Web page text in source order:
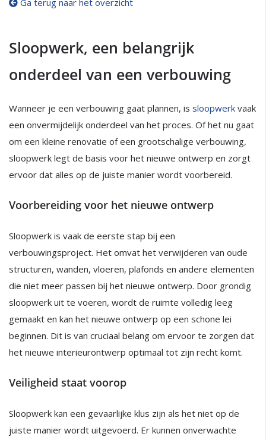
Ga terug naar het overzicht
Sloopwerk, een belangrijk
onderdeel van een verbouwing
Wanneer je een verbouwing gaat plannen, is sloopwerk vaak
een onvermijdelijk onderdeel van het proces. Of het nu gaat
om een kleine renovatie of een grootschalige verbouwing,
sloopwerk legt de basis voor het nieuwe ontwerp en zorgt
ervoor dat alles op de juiste manier wordt voorbereid.
Voorbereiding voor het nieuwe ontwerp
Sloopwerk is vaak de eerste stap bij een
verbouwingsproject. Het omvat het verwijderen van oude
structuren, wanden, vloeren, plafonds en andere elementen
die niet meer passen bij het nieuwe ontwerp. Door grondig
sloopwerk uit te voeren, wordt de ruimte volledig leeg
gemaakt en kan het nieuwe ontwerp op een schone lei
beginnen. Dit is van cruciaal belang om ervoor te zorgen dat
het nieuwe interieurontwerp optimaal tot zijn recht komt.
Veiligheid staat voorop
Sloopwerk kan een gevaarlijke klus zijn als het niet op de
juiste manier wordt uitgevoerd. Er kunnen onverwachte